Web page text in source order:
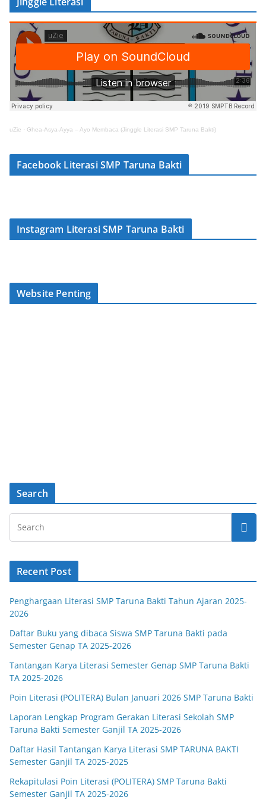
uZie · Ghea-Asya-Ayya – Ayo Membaca (Jinggle Literasi SMP Taruna Bakti)
Facebook Literasi SMP Taruna Bakti
Instagram Literasi SMP Taruna Bakti
Website Penting
Search
Recent Post
Penghargaan Literasi SMP Taruna Bakti Tahun Ajaran 2025-
2026
Daftar Buku yang dibaca Siswa SMP Taruna Bakti pada
Semester Genap TA 2025-2026
Tantangan Karya Literasi Semester Genap SMP Taruna Bakti
TA 2025-2026
Poin Literasi (POLITERA) Bulan Januari 2026 SMP Taruna Bakti
Laporan Lengkap Program Gerakan Literasi Sekolah SMP
Taruna Bakti Semester Ganjil TA 2025-2026
Daftar Hasil Tantangan Karya Literasi SMP TARUNA BAKTI
Semester Ganjil TA 2025-2025
Rekapitulasi Poin Literasi (POLITERA) SMP Taruna Bakti
Semester Ganjil TA 2025-2026